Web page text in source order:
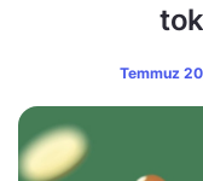
Temmuz